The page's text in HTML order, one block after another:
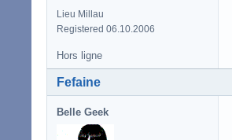
Lieu Millau
Registered 06.10.2006
Hors ligne
Fefaine
Belle Geek